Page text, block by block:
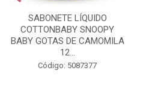
SABONETE LÍQUIDO
COTTONBABY SNOOPY
BABY GOTAS DE CAMOMILA
12...
Código: 5087377